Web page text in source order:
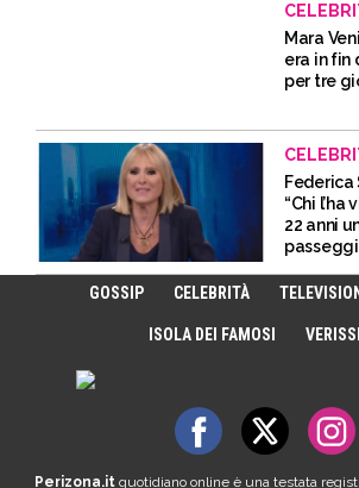
Mara
era in fin
per tre
“Chi l’ha
22 anni
GOSSIP CELEBRITÀ
ISOLA DEI FAMOSI
Perizona.it quotidiano online è una testata